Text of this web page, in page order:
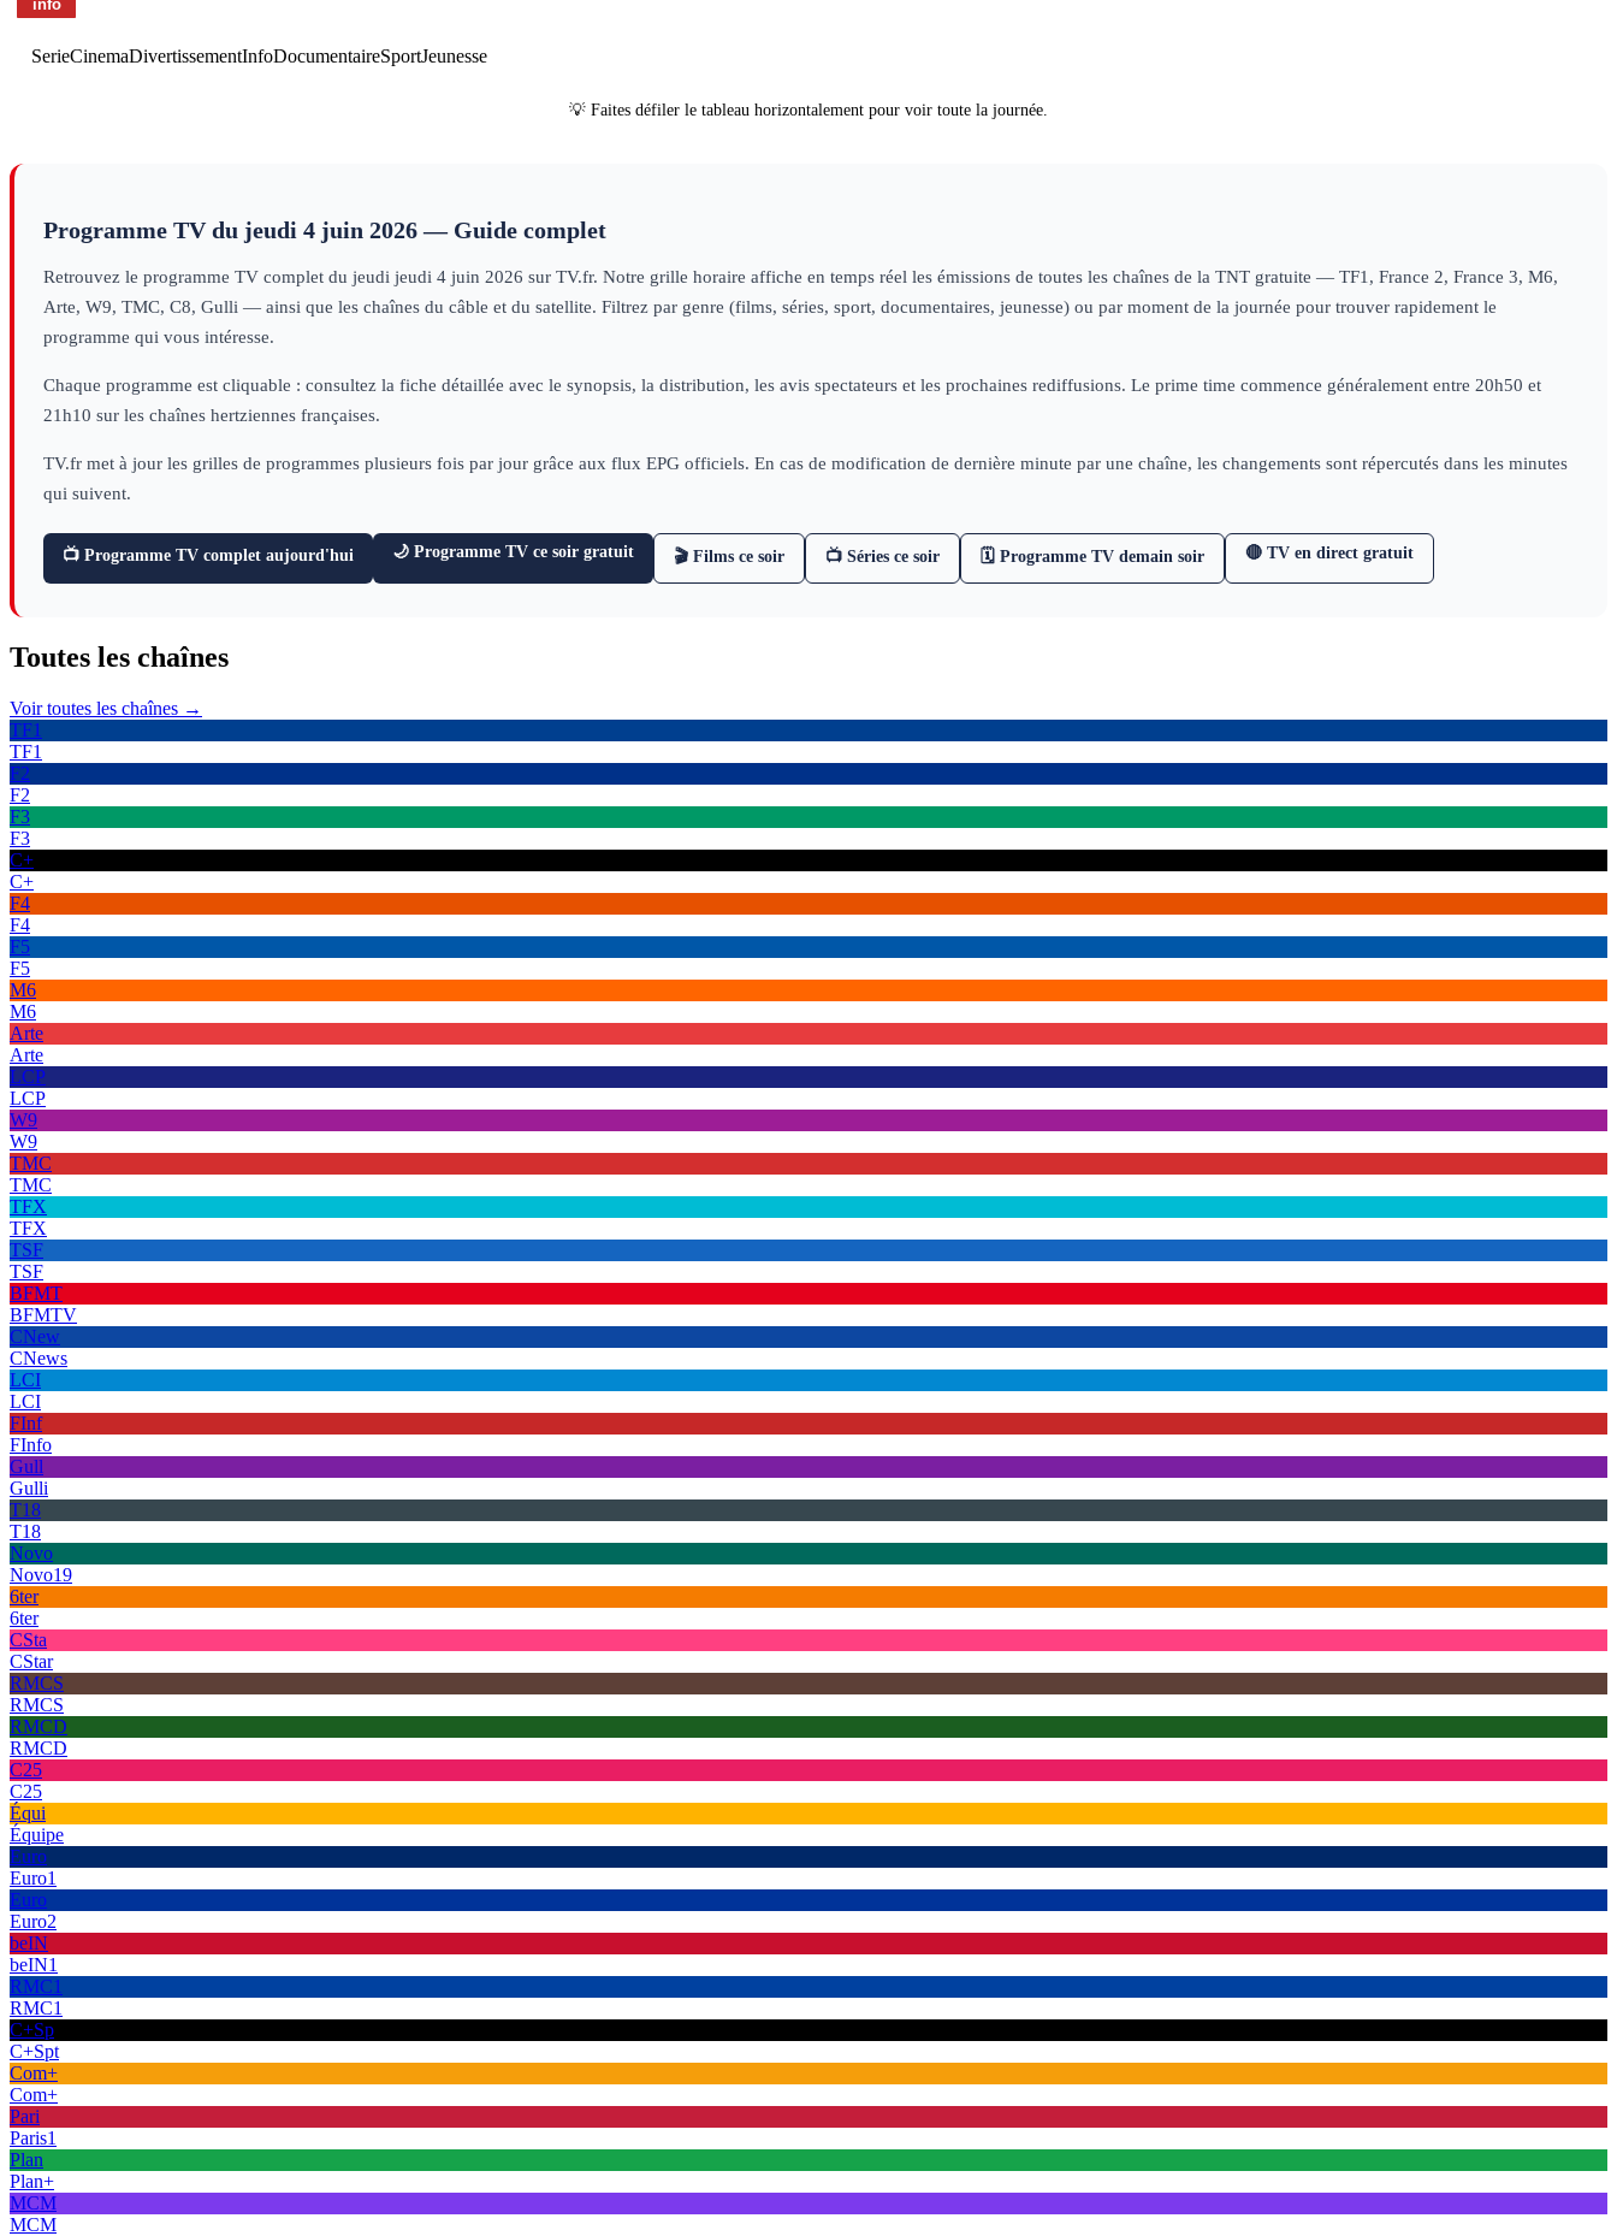
SerieCinemaDivertissementInfoDocumentaireSportJeunesse
💡 Faites défiler le tableau horizontalement pour voir toute la journée.
Programme TV du jeudi 4 juin 2026— Guide complet
Retrouvez le programme TV complet du jeudi jeudi 4 juin 2026 sur TV.fr. Notre grille horaire affiche en temps réel les émissions de toutes les chaînes de la TNT gratuite — TF1, France 2, France 3, M6,
Arte, W9, TMC, C8, Gulli — ainsi que les chaînes du câble et du satellite. Filtrez par genre (films, séries, sport, documentaires, jeunesse) ou par moment de la journée pour trouver rapidement le
programme qui vous intéresse.
Chaque programme est cliquable : consultez la fiche détaillée avec le synopsis, la distribution, les avis spectateurs et les prochaines rediffusions. Le prime time commence généralement entre 20h50 et
21h10 sur les chaînes hertziennes françaises.
TV.fr met à jour les grilles de programmes plusieurs fois par jour grâce aux flux EPG officiels. En cas de modification de dernière minute par une chaîne, les changements sont répercutés dans les minutes
qui suivent.
📺 Programme TV complet aujourd'hui 🌙 Programme TV ce soir gratuit 🎬 Films ce soir 📺 Séries ce soir 🗓 Programme TV demain soir 🔴 TV en direct gratuit
Toutes les chaînes
Voir toutes les chaînes →
TF1
TF1
F2
F2
F3
F3
C+
C+
F4
F4
F5
F5
M6
M6
Arte
Arte
LCP
LCP
W9
W9
TMC
TMC
TFX
TFX
TSF
TSF
BFMT
BFMTV
CNew
CNews
LCI
LCI
FInf
FInfo
Gull
Gulli
T18
T18
Novo
Novo19
6ter
6ter
CSta
CStar
RMCS
RMCS
RMCD
RMCD
C25
C25
Équi
Équipe
Euro
Euro1
Euro
Euro2
beIN
beIN1
RMC1
RMC1
C+Sp
C+Spt
Com+
Com+
Pari
Paris1
Plan
Plan+
MCM
MCM